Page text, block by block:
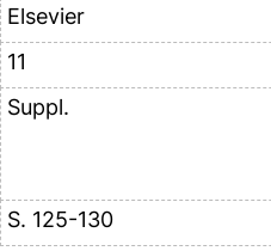
Elsevier
11
Suppl.
S. 125-130